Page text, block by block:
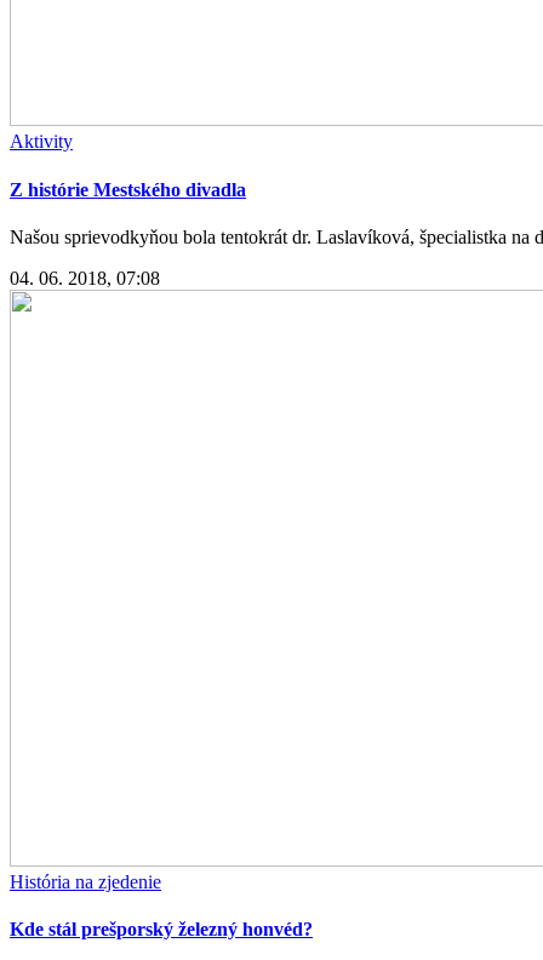
Aktivity
Z histórie Mestského divadla
Našou sprievodkyňou bola tentokrát dr. Laslavíková, špecialistka na
04. 06. 2018, 07:08
História na zjedenie
Kde stál prešporský železný honvéd?